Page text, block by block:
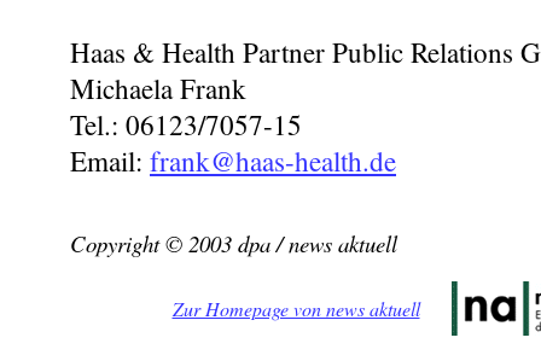
Haas & Health Partner Public Relations
Michaela Frank
Tel.: 06123/7057-15
Email: frank@haas-health.de
Copyright © 2003 dpa / news aktuell
Zur Homepage von news aktuell